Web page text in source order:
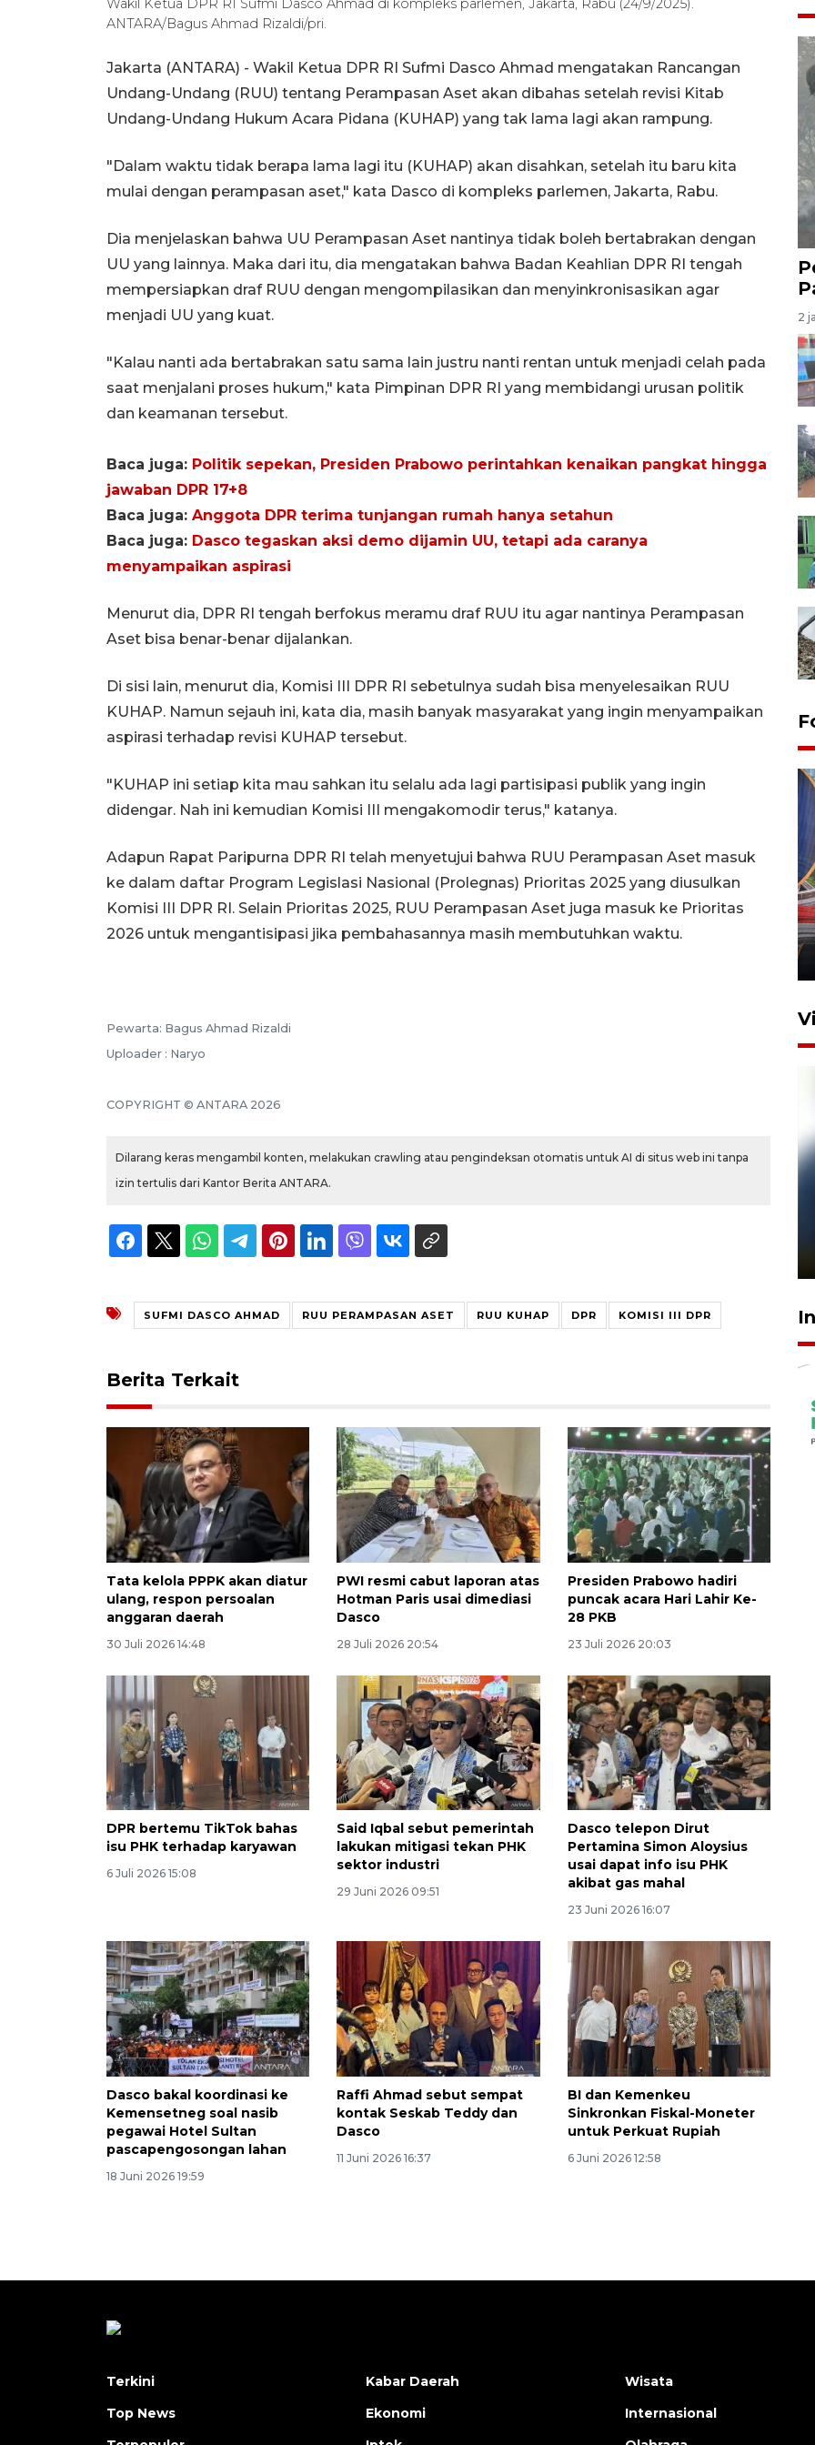
Wakil Ketua DPR RI Sufmi Dasco Ahmad di kompleks parlemen, Jakarta, Rabu (24/9/2025).
ANTARA/Bagus Ahmad Rizaldi/pri.
Jakarta (ANTARA) - Wakil Ketua DPR RI Sufmi Dasco Ahmad mengatakan Rancangan
Undang-Undang (RUU) tentang Perampasan Aset akan dibahas setelah revisi Kitab
Undang-Undang Hukum Acara Pidana (KUHAP) yang tak lama lagi akan rampung.
"Dalam waktu tidak berapa lama lagi itu (KUHAP) akan disahkan, setelah itu baru kita
mulai dengan perampasan aset," kata Dasco di kompleks parlemen, Jakarta, Rabu.
Dia menjelaskan bahwa UU Perampasan Aset nantinya tidak boleh bertabrakan dengan
UU yang lainnya. Maka dari itu, dia mengatakan bahwa Badan Keahlian DPR RI tengah
mempersiapkan draf RUU dengan mengompilasikan dan menyinkronisasikan agar
menjadi UU yang kuat.
"Kalau nanti ada bertabrakan satu sama lain justru nanti rentan untuk menjadi celah pada
saat menjalani proses hukum," kata Pimpinan DPR RI yang membidangi urusan politik
dan keamanan tersebut.
Baca juga: Politik sepekan, Presiden Prabowo perintahkan kenaikan pangkat hingga
jawaban DPR 17+8
Baca juga: Anggota DPR terima tunjangan rumah hanya setahun
Baca juga: Dasco tegaskan aksi demo dijamin UU, tetapi ada caranya
menyampaikan aspirasi
Menurut dia, DPR RI tengah berfokus meramu draf RUU itu agar nantinya Perampasan
Aset bisa benar-benar dijalankan.
Di sisi lain, menurut dia, Komisi III DPR RI sebetulnya sudah bisa menyelesaikan RUU
KUHAP. Namun sejauh ini, kata dia, masih banyak masyarakat yang ingin menyampaikan
aspirasi terhadap revisi KUHAP tersebut.
"KUHAP ini setiap kita mau sahkan itu selalu ada lagi partisipasi publik yang ingin
didengar. Nah ini kemudian Komisi III mengakomodir terus," katanya.
Adapun Rapat Paripurna DPR RI telah menyetujui bahwa RUU Perampasan Aset masuk
ke dalam daftar Program Legislasi Nasional (Prolegnas) Prioritas 2025 yang diusulkan
Komisi III DPR RI. Selain Prioritas 2025, RUU Perampasan Aset juga masuk ke Prioritas
2026 untuk mengantisipasi jika pembahasannya masih membutuhkan waktu.
Pewarta: Bagus Ahmad Rizaldi
Uploader : Naryo
COPYRIGHT © ANTARA 2026
Dilarang keras mengambil konten, melakukan crawling atau pengindeksan otomatis untuk AI di situs web ini tanpa
izin tertulis dari Kantor Berita ANTARA.
SUFMI DASCO AHMAD RUU PERAMPASAN ASET RUU KUHAP DPR KOMISI III DPR
Berita Terkait
Tata kelola PPPK akan diatur
ulang, respon persoalan
anggaran daerah
30 Juli 2026 14:48
PWI resmi cabut laporan atas
Hotman Paris usai dimediasi
Dasco
28 Juli 2026 20:54
Presiden Prabowo hadiri
puncak acara Hari Lahir Ke-
28 PKB
23 Juli 2026 20:03
DPR bertemu TikTok bahas
isu PHK terhadap karyawan
6 Juli 2026 15:08
Said Iqbal sebut pemerintah
lakukan mitigasi tekan PHK
sektor industri
29 Juni 2026 09:51
Dasco telepon Dirut
Pertamina Simon Aloysius
usai dapat info isu PHK
akibat gas mahal
23 Juni 2026 16:07
Dasco bakal koordinasi ke
Kemensetneg soal nasib
pegawai Hotel Sultan
pascapengosongan lahan
18 Juni 2026 19:59
Raffi Ahmad sebut sempat
kontak Seskab Teddy dan
Dasco
11 Juni 2026 16:37
BI dan Kemenkeu
Sinkronkan Fiskal-Moneter
untuk Perkuat Rupiah
6 Juni 2026 12:58
2
Komisi V DPR tinjau
perlintasan sebidang di
Stasiun Bogor
Awas penipuan berbasis AI
Terkini
Top News
Kabar Daerah
Ekonomi
Wisata
Internasional